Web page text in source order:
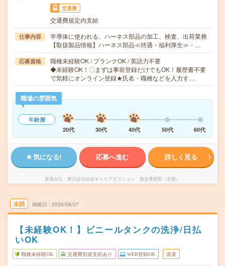
交通費
交通費規定内支給
仕事内容
半導体に使われる、ハーネス部品の加工、検査、出荷業務
【取扱製品情報】ハーネス部品≪待遇・福利厚生≫・…
応募資格
職種未経験OK / ブランクOK / 英語力不要
◆未経験OK！〇まずは事前登録だけでもOK！履歴書不要
で気軽にオンライン登録★氏名・職種などを入力す…
職場の雰囲気
年齢層
20代
30代 40代 50代 60代
気になる! 応募へ進む 詳しく見る
派遣会社 株式会社綜合キャリアオプション 製造事業部（全国）
未読 掲載日 2026/08/07
【未経験OK！】ビニールタンクの洗浄/日払
いOK
職種未経験OK 交通費別途支給あり WEB登録OK 派遣